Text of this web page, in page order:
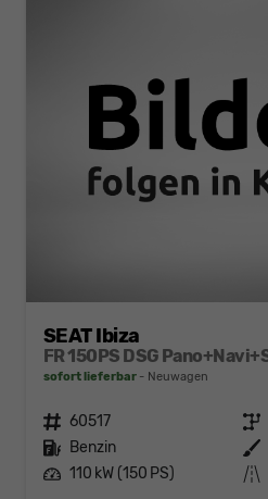
SEAT Ibiza
sofort lieferbar Neuwagen
Fahrzeugnr. 60517 Getriebe
Kraftstoff Benzin Außenfarbe
Leistung 110 kW (150 PS) Kilometerstand